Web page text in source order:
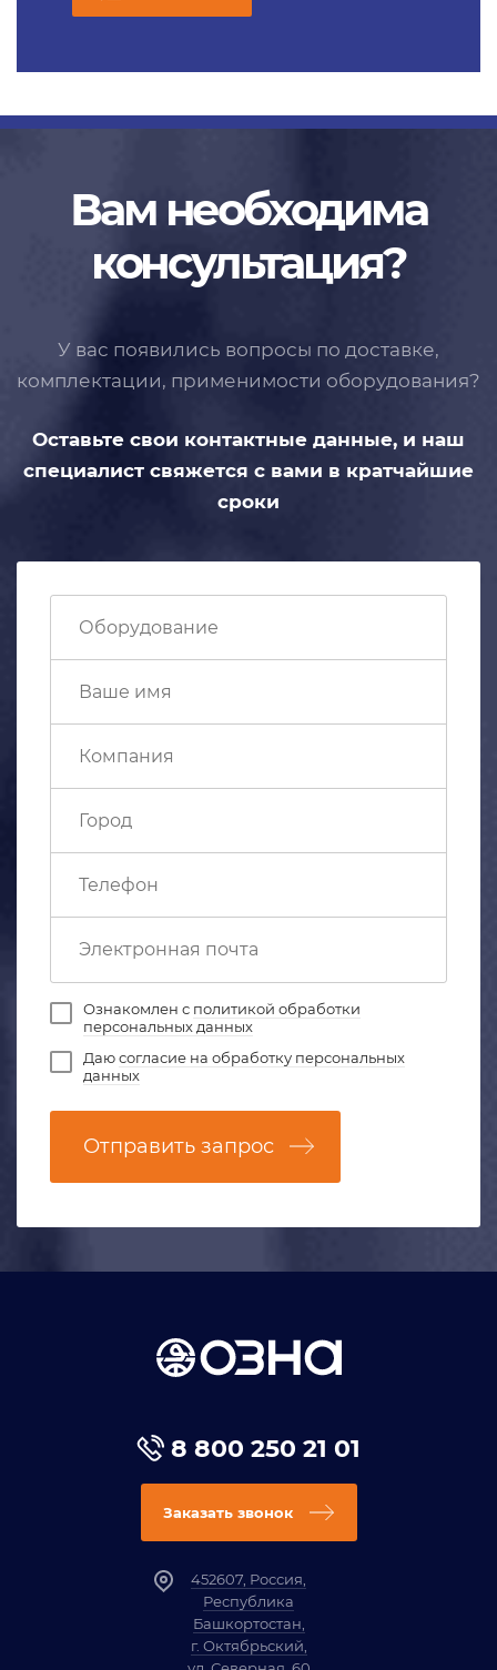
Вам необходима
консультация?
У вас появились вопросы по доставке,
комплектации, применимости оборудования?
Оставьте свои контактные данные, и наш
специалист свяжется с вами в кратчайшие
сроки
Ознакомлен с политикой обработки
персональных данных
Даюсогласие на обработку персональных
данных
Отправить запрос
8 800 250 21 01
Заказать звонок
452607, Россия,
Республика
Башкортостан,
г. Октябрьский,